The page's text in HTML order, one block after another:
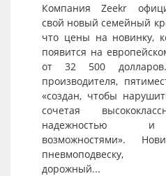
Компания Zeekr
свой новый семейный
что цены на новинку,
появится на
от 32 500
производителя,
«создан, чтобы
сочетая
надежностью и
возможностями».
пневмоподвеску,
дорожный...